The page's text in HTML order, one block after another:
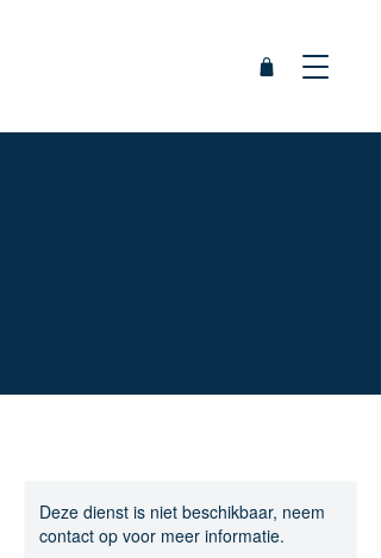
Deze dienst is niet beschikbaar, neem
contact op voor meer informatie.